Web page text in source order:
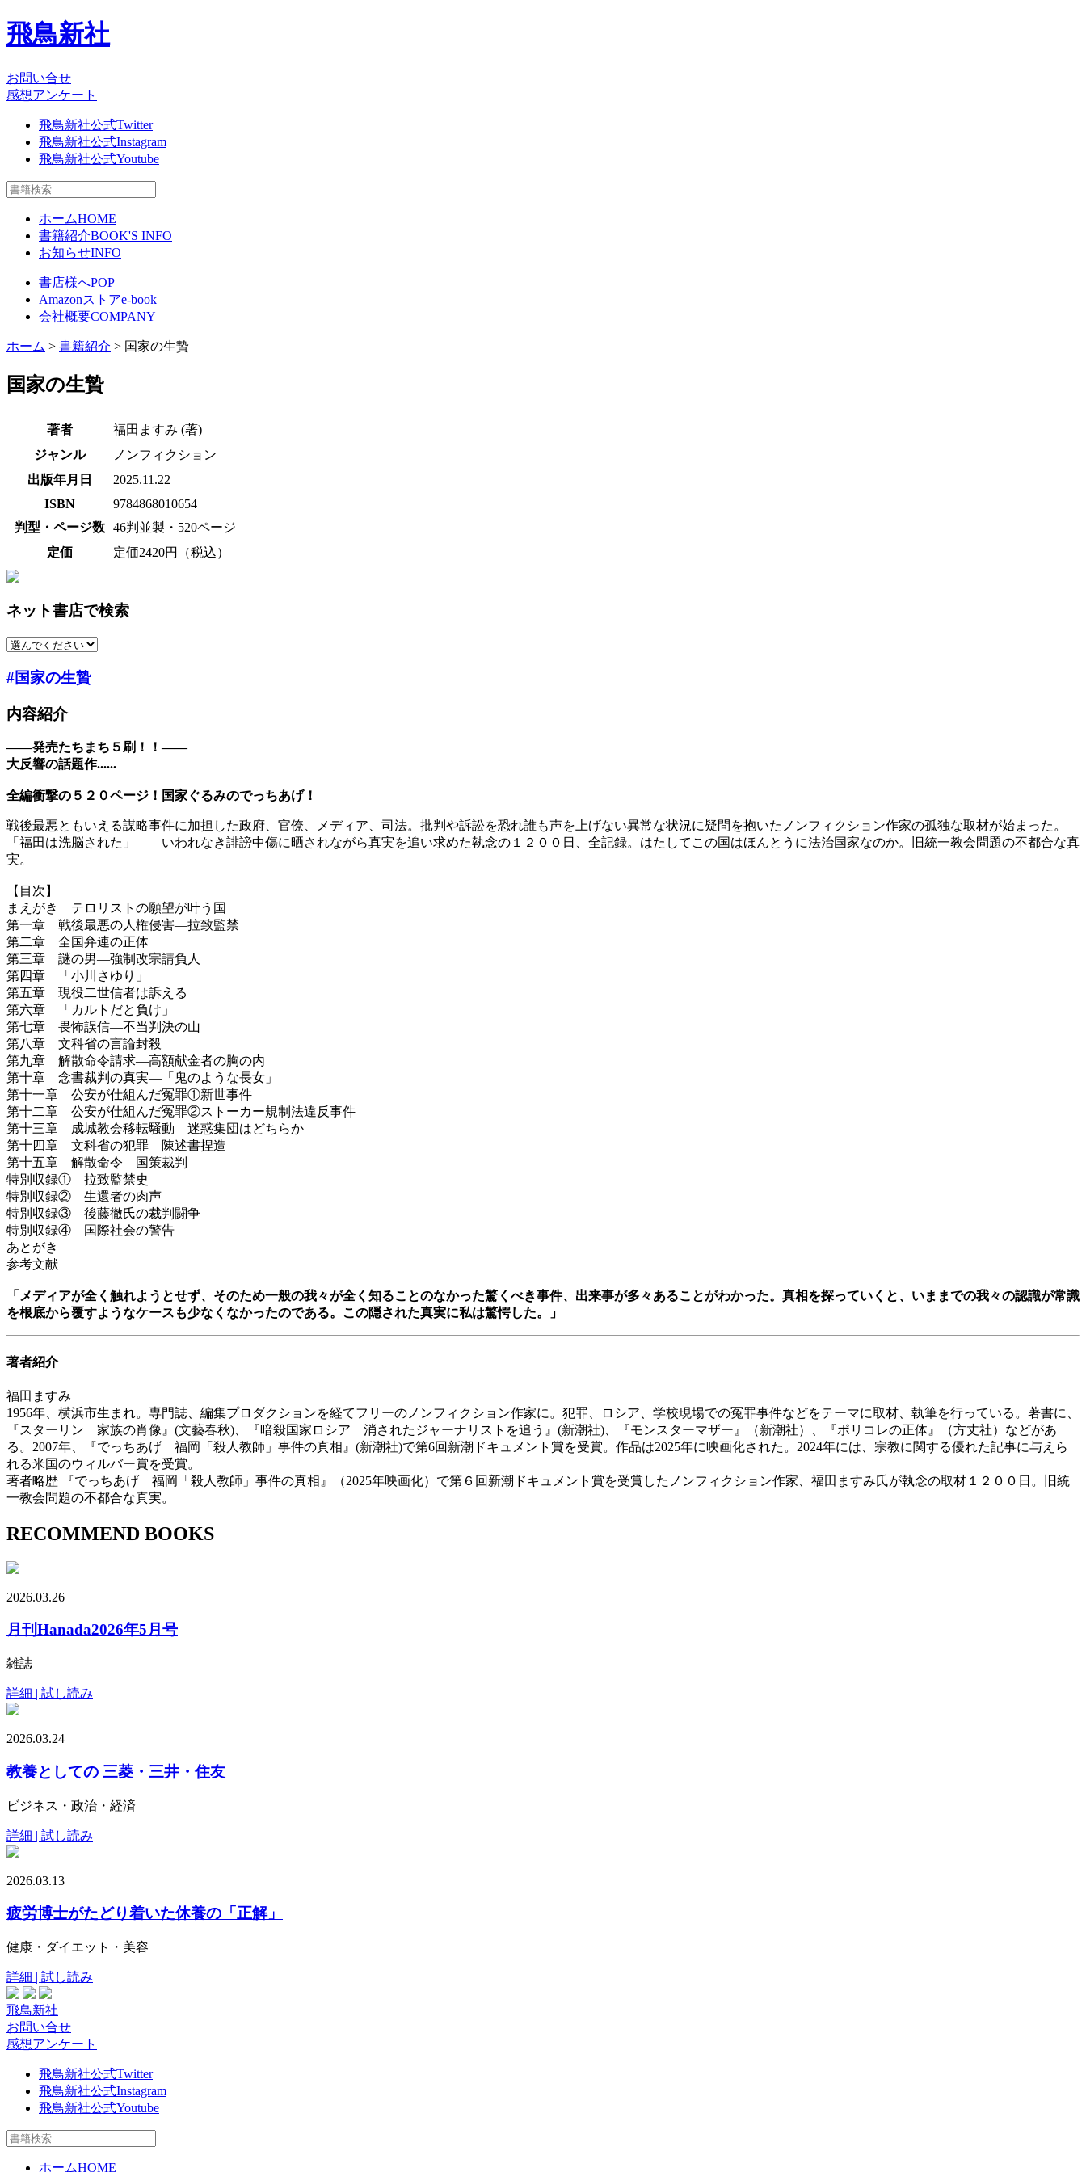
飛鳥新社
お問い合せ
感想アンケート
飛鳥新社公式Twitter
飛鳥新社公式Instagram
飛鳥新社公式Youtube
ホームHOME
書籍紹介BOOK'S INFO
お知らせINFO
書店様へPOP
Amazonストアe-book
会社概要COMPANY
ホーム > 書籍紹介 > 国家の生贄
国家の生贄
著者
福田ますみ (著)
ジャンル
ノンフィクション
出版年月日
2025.11.22
ISBN
9784868010654
判型・ページ数 46判並製・520ページ
定価
定価2420円（税込）
ネット書店で検索
#国家の生贄
内容紹介
――発売たちまち５刷！！――
大反響の話題作......
全編衝撃の５２０ページ！国家ぐるみのでっちあげ！
戦後最悪ともいえる謀略事件に加担した政府、官僚、メディア、司法。批判や訴訟を恐れ誰も声を上げない異常な状況に疑問を抱いたノンフィクション作家の孤独な取材が始まった。
「福田は洗脳された」――いわれなき誹謗中傷に晒されながら真実を追い求めた執念の１２００日、全記録。はたしてこの国はほんとうに法治国家なのか。旧統一教会問題の不都合な真
実。
【目次】
まえがき テロリストの願望が叶う国
第一章 戦後最悪の人権侵害―拉致監禁
第二章 全国弁連の正体
第三章 謎の男―強制改宗請負人
第四章 「小川さゆり」
第五章 現役二世信者は訴える
第六章 「カルトだと負け」
第七章 畏怖誤信―不当判決の山
第八章 文科省の言論封殺
第九章 解散命令請求―高額献金者の胸の内
第十章 念書裁判の真実―「鬼のような長女」
第十一章 公安が仕組んだ冤罪①新世事件
第十二章 公安が仕組んだ冤罪②ストーカー規制法違反事件
第十三章 成城教会移転騒動―迷惑集団はどちらか
第十四章 文科省の犯罪―陳述書捏造
第十五章 解散命令―国策裁判
特別収録① 拉致監禁史
特別収録② 生還者の肉声
特別収録③ 後藤徹氏の裁判闘争
特別収録④ 国際社会の警告
あとがき
参考文献
「メディアが全く触れようとせず、そのため一般の我々が全く知ることのなかった驚くべき事件、出来事が多々あることがわかった。真相を探っていくと、いままでの我々の認識が常識
を根底から覆すようなケースも少なくなかったのである。この隠された真実に私は驚愕した。」
著者紹介
福田ますみ
1956年、横浜市生まれ。専門誌、編集プロダクションを経てフリーのノンフィクション作家に。犯罪、ロシア、学校現場での冤罪事件などをテーマに取材、執筆を行っている。著書に、
『スターリン 家族の肖像』(文藝春秋)、『暗殺国家ロシア 消されたジャーナリストを追う』(新潮社)、『モンスターマザー』（新潮社）、『ポリコレの正体』（方丈社）などがあ
る。2007年、『でっちあげ 福岡「殺人教師」事件の真相』(新潮社)で第6回新潮ドキュメント賞を受賞。作品は2025年に映画化された。2024年には、宗教に関する優れた記事に与えら
れる米国のウィルバー賞を受賞。
著者略歴 『でっちあげ 福岡「殺人教師」事件の真相』（2025年映画化）で第６回新潮ドキュメント賞を受賞したノンフィクション作家、福田ますみ氏が執念の取材１２００日。旧統
一教会問題の不都合な真実。
RECOMMEND BOOKS
2026.03.26
月刊Hanada2026年5月号
雑誌
詳細 | 試し読み
2026.03.24
教養としての 三菱・三井・住友
ビジネス・政治・経済
詳細 | 試し読み
2026.03.13
疲労博士がたどり着いた休養の「正解」
健康・ダイエット・美容
詳細 | 試し読み
飛鳥新社
お問い合せ
感想アンケート
飛鳥新社公式Twitter
飛鳥新社公式Instagram
飛鳥新社公式Youtube
ホームHOME